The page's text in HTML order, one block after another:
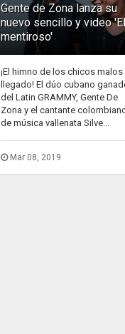
Gente de Zona lanza su
nuevo sencillo y video 'El
mentiroso'
¡El himno de los chicos malos
llegado! El dúo cubano
del Latin GRAMMY, Gente De
Zona y el cantante
de música vallenata Silve...
Mar 08, 2019